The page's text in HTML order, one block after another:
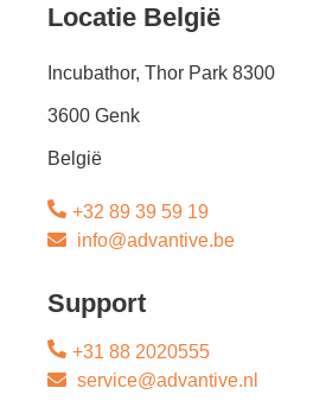
Locatie België
Incubathor, Thor Park 8300
3600 Genk
België
+32 89 39 59 19
info@advantive.be
Support
+31 88 2020555
service@advantive.nl